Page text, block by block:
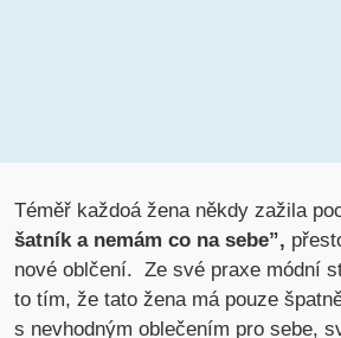
Téměř každoá žena někdy zažila
šatník a nemám co na sebe”,
nové oblčení. Ze své praxe módní
to tím, že tato žena má pouze
s nevhodným oblečením pro sebe,